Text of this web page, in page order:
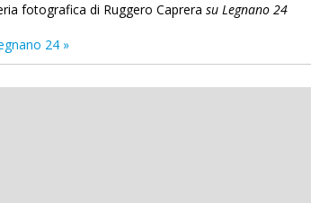
fotografica di Ruggero Caprera su Legnano 24
24 »